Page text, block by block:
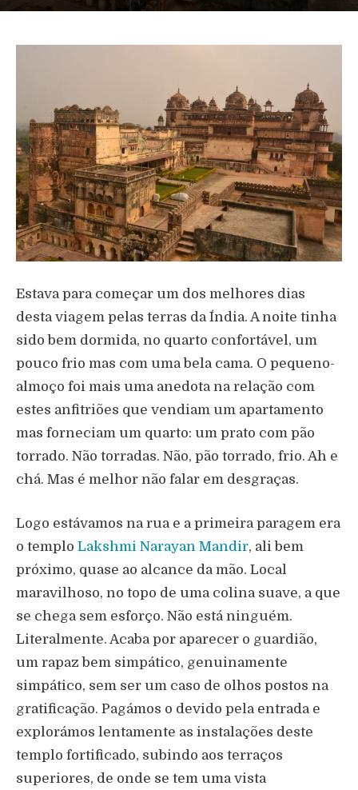
Estava para começar um dos melhores dias
desta viagem pelas terras da Índia. A noite tinha
sido bem dormida, no quarto confortável, um
pouco frio mas com uma bela cama. O pequeno-
almoço foi mais uma anedota na relação com
estes anfitriões que vendiam um apartamento
mas forneciam um quarto: um prato com pão
torrado. Não torradas. Não, pão torrado, frio. Ah e
chá. Mas é melhor não falar em desgraças.
Logo estávamos na rua e a primeira paragem era
o templo Lakshmi Narayan Mandir, ali bem
próximo, quase ao alcance da mão. Local
maravilhoso, no topo de uma colina suave, a que
se chega sem esforço. Não está ninguém.
Literalmente. Acaba por aparecer o guardião,
um rapaz bem simpático, genuinamente
simpático, sem ser um caso de olhos postos na
gratificação. Pagámos o devido pela entrada e
explorámos lentamente as instalações deste
templo fortificado, subindo aos terraços
superiores, de onde se tem uma vista